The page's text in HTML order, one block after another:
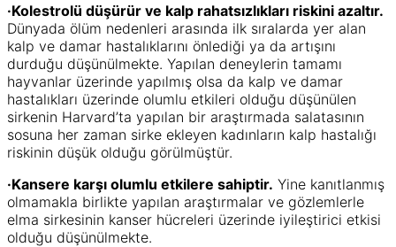
·Kolestrolü düşürür ve kalp rahatsızlıkları riskini azaltır.
Dünyada ölüm nedenleri arasında ilk sıralarda yer alan
kalp ve damar hastalıklarını önlediği ya da artışını
durduğu düşünülmekte. Yapılan deneylerin tamamı
hayvanlar üzerinde yapılmış olsa da kalp ve damar
hastalıkları üzerinde olumlu etkileri olduğu düşünülen
sirkenin Harvard’ta yapılan bir araştırmada salatasının
sosuna her zaman sirke ekleyen kadınların kalp hastalığı
riskinin düşük olduğu görülmüştür.
·Kansere karşı olumlu etkilere sahiptir. Yine kanıtlanmış
olmamakla birlikte yapılan araştırmalar ve gözlemlerle
elma sirkesinin kanser hücreleri üzerinde iyileştirici etkisi
olduğu düşünülmekte.